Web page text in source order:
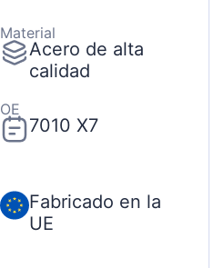
Material
Acero de alta
calidad
OE
7010 X7
Fabricado en la
UE